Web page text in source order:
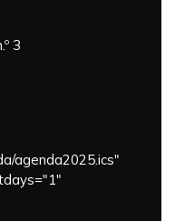
3
agenda2025.ics"